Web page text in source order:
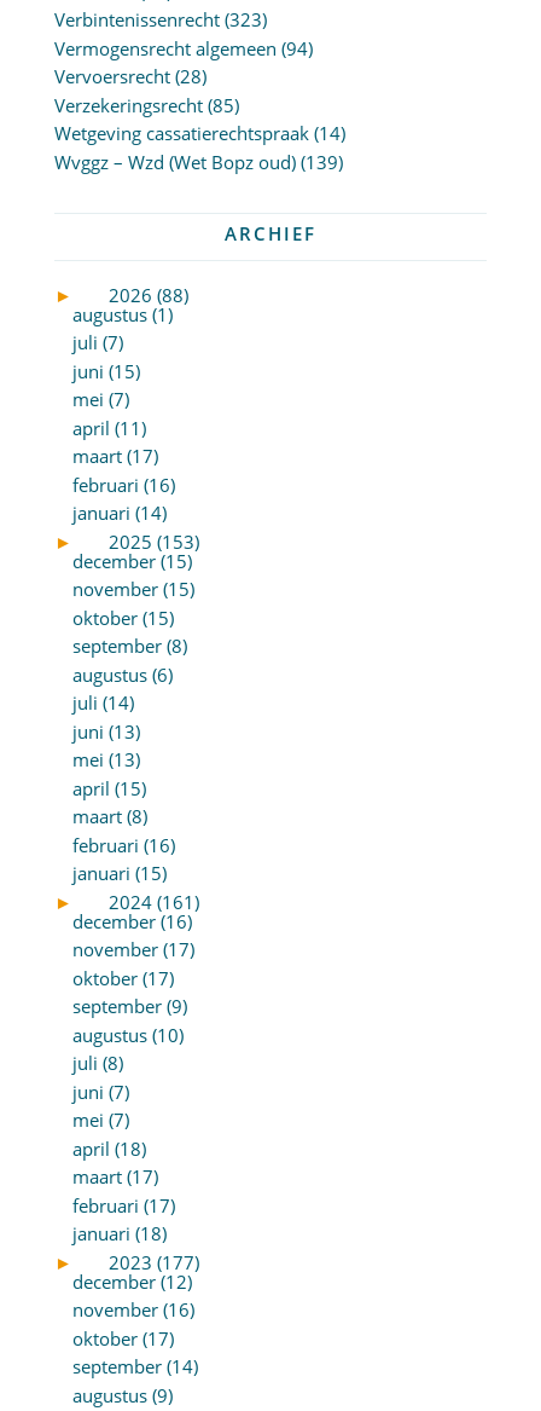
Verbintenissenrecht(323)
Vermogensrecht algemeen (94)
Vervoersrecht(28)
Verzekeringsrecht(85)
Wetgeving cassatierechtspraak(14)
Wvggz – Wzd (Wet Bopz oud)(139)
ARCHIEF
►
2026 (88)
augustus (1)
juli (7)
juni (15)
mei (7)
april (11)
maart (17)
februari (16)
januari (14)
►
2025 (153)
december (15)
november (15)
oktober (15)
september (8)
augustus (6)
juli (14)
juni (13)
mei (13)
april (15)
maart (8)
februari (16)
januari (15)
►
2024 (161)
december (16)
november (17)
oktober (17)
september (9)
augustus (10)
juli (8)
juni (7)
mei (7)
april (18)
maart (17)
februari (17)
januari (18)
►
2023 (177)
december (12)
november (16)
oktober (17)
september (14)
augustus (9)